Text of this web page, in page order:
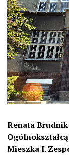
Renata
Mieszka I.